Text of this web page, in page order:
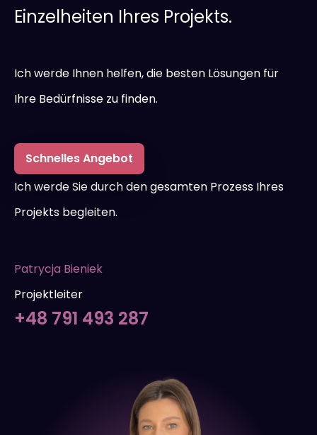
Einzelheiten Ihres Projekts.
Ich werde Ihnen helfen, die besten Lösungen für
Ihre Bedürfnisse zu finden.
Schnelles Angebot
Ich werde Sie durch den gesamten Prozess Ihres
Projekts begleiten.
Patrycja Bieniek
Projektleiter
+48 791 493 287